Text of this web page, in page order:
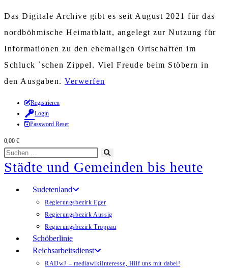
Das Digitale Archive gibt es seit August 2021 für das
nordböhmische Heimatblatt, angelegt zur Nutzung für
Informationen zu den ehemaligen Ortschaften im
Schluck `schen Zippel. Viel Freude beim Stöbern in
den Ausgaben. Verwerfen
Zum
Inhalt
springen
Registrieren
Login
Password Reset
0,00 €
Diese
Website
durchsuchen
starten
Städte und Gemeinden bis heute
Sudetenland
Regierungsbezirk Eger
Regierungsbezirk Aussig
Regierungsbezirk Troppau
Schöberlinie
Reichsarbeitsdienst
RADwJ – mediawikiInteresse, Hilf uns mit dabei!